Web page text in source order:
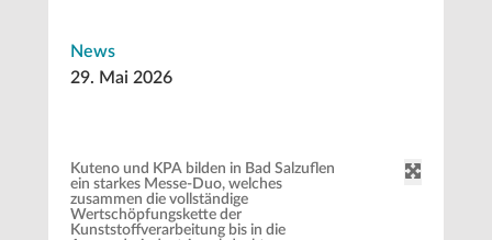
News
29. Mai 2026
Kuteno und KPA bilden in Bad Salzuflen
ein starkes Messe-Duo, welches
zusammen die vollständige
Wertschöpfungskette der
Kunststoffverarbeitung bis in die